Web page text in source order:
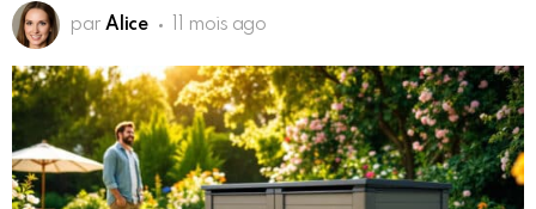
par Alice 11 mois ago